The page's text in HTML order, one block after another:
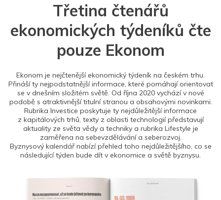
Třetina čtenářů
ekonomických týdeníků čte
pouze Ekonom
Ekonom je nejčtenější ekonomický týdeník na českém trhu.
Přináší ty nejpodstatnější informace, které pomáhají orientovat
se v dnešním složitém světě. Od října 2020 vychází v nové
podobě s atraktivnější titulní stranou a obsahovými novinkami.
Rubrika Investice poskytuje ty nejdůležitější informace
z kapitálových trhů, texty z oblasti technologií představují
aktuality ze světa vědy a techniky a rubrika Lifestyle je
zaměřena na sebevzdělávání a seberozvoj.
Byznysový kalendář nabízí přehled toho nejdůležitějšího, co se
následující týden bude dít v ekonomice a světě byznysu.